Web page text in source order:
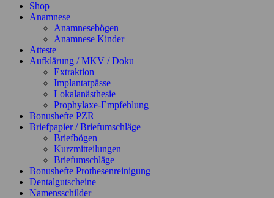
Shop
Anamnese
Anamnesebögen
Anamnese Kinder
Atteste
Aufklärung / MKV / Doku
Extraktion
Implantatpässe
Lokalanästhesie
Prophylaxe-Empfehlung
Bonushefte PZR
Briefpapier / Briefumschläge
Briefbögen
Kurzmitteilungen
Briefumschläge
Bonushefte Prothesenreinigung
Dentalgutscheine
Namensschilder